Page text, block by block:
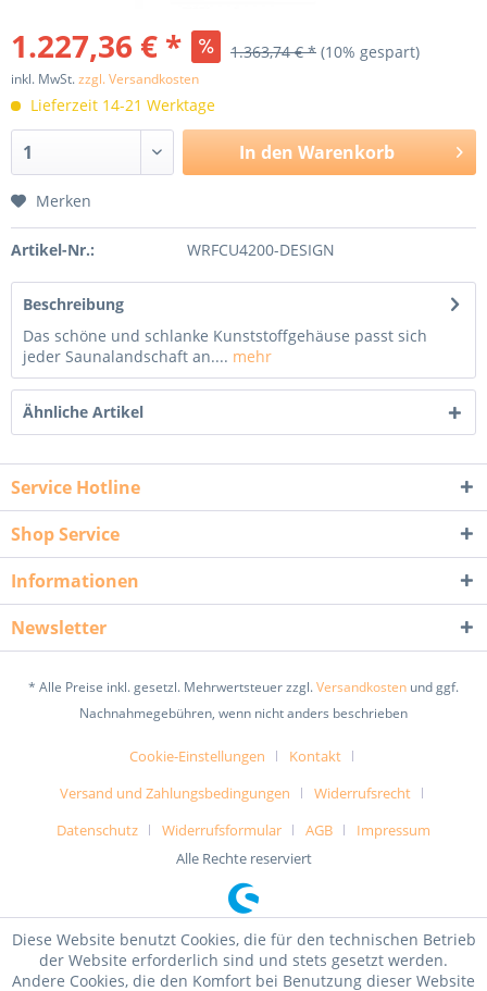
1.227,36 € * 1.363,74 € * (10% gespart)
inkl. MwSt.zzgl. Versandkosten
Lieferzeit 14-21 Werktage
In den Warenkorb
Merken
Artikel-Nr.: WRFCU4200-DESIGN
Beschreibung
Das schöne und schlanke Kunststoffgehäuse passt sich
jeder Saunalandschaft an.... mehr
Ähnliche Artikel
Service Hotline
Shop Service
Informationen
Newsletter
* Alle Preise inkl. gesetzl. Mehrwertsteuer zzgl.Versandkosten und ggf.
Nachnahmegebühren, wenn nicht anders beschrieben
Cookie-Einstellungen
Kontakt
Versand und Zahlungsbedingungen
Widerrufsrecht
Datenschutz
Widerrufsformular AGB
Impressum
Alle Rechte reserviert
Diese Website benutzt Cookies, die für den technischen Betrieb
der Website erforderlich sind und stets gesetzt werden.
Andere Cookies, die den Komfort bei Benutzung dieser Website